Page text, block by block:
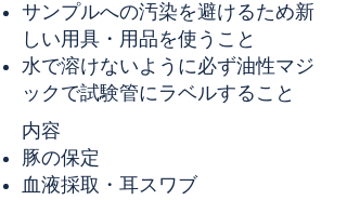
サンプルへの汚染を避けるため新
しい用具・用品を使うこと
水で溶けないように必ず油性マジ
ックで試験管にラベルすること
​内容
豚の保定
血液採取・耳スワブ